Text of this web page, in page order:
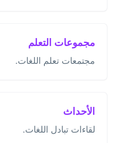
مجموعات التعلم
مجتمعات تعلم اللغات.
الأحداث
لقاءات تبادل اللغات.